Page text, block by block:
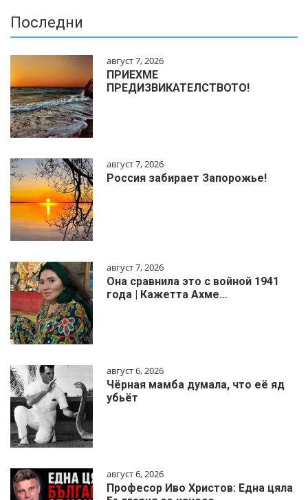
Последни
август 7, 2026
ПРИЕХМЕ
ПРЕДИЗВИКАТЕЛСТВОТО!
август 7, 2026
Россия забирает Запорожье!
август 7, 2026
Она сравнила это с войной 1941
года | Кажетта Ахме…
август 6, 2026
Чёрная мамба думала, что её яд
убьёт
август 6, 2026
Професор Иво Христов: Една цяла